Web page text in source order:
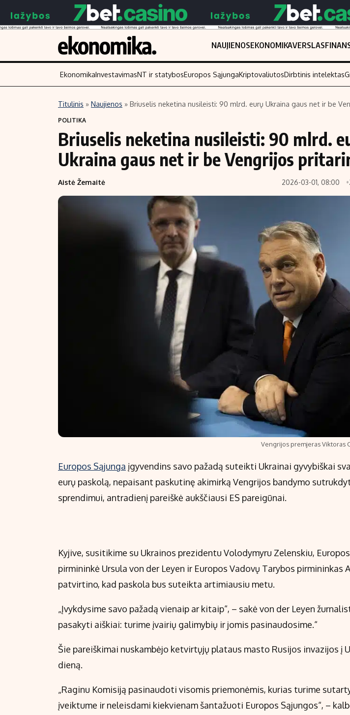
NAUJIENOSEKONOMIKAVERSLAS
Turinys
Naujienos
Aplinka
Verslas
Energetika
Ekonomika
Finansai
Įmonės
Žemės ūkis
Laisvalaikis
Investavimas
Akcijų rinka
Saulės elektrinės
Kriptovaliutos
EkonomikaInvestavimasNT ir statybosEuropos SąjungaKriptovaliutosDirbtinis intelektas
Titulinis » Naujienos » Briuselis neketina nusileisti: 90 mlrd. eurų Ukraina gaus net ir be
POLITIKA
Briuselis neketina nusileisti: 90 mlrd.
Ukraina gaus net ir be Vengrijos
Aistė Žemaitė 2026-03-01, 08:00
Vengrijos premjeras Viktoras
Europos Sąjunga įgyvendins savo pažadą suteikti Ukrainai gyvybiškai
eurų paskolą, nepaisant paskutinę akimirką Vengrijos bandymo
sprendimui, antradienį pareiškė aukščiausi ES pareigūnai.
Kyjive, susitikime su Ukrainos prezidentu Volodymyru Zelenskiu,
pirmininkė Ursula von der Leyen ir Europos Vadovų Tarybos pirmininkas
patvirtino, kad paskola bus suteikta artimiausiu metu.
„Įvykdysime savo pažadą vienaip ar kitaip“, – sakė von der Leyen
pasakyti aiškiai: turime įvairių galimybių ir jomis pasinaudosime.“
Šie pareiškimai nuskambėjo ketvirtųjų plataus masto Rusijos invazijos į
dieną.
„Raginu Komisiją pasinaudoti visomis priemonėmis, kurias turime
įveiktume ir neleisdami kiekvienam šantažuoti Europos Sąjungos“, –